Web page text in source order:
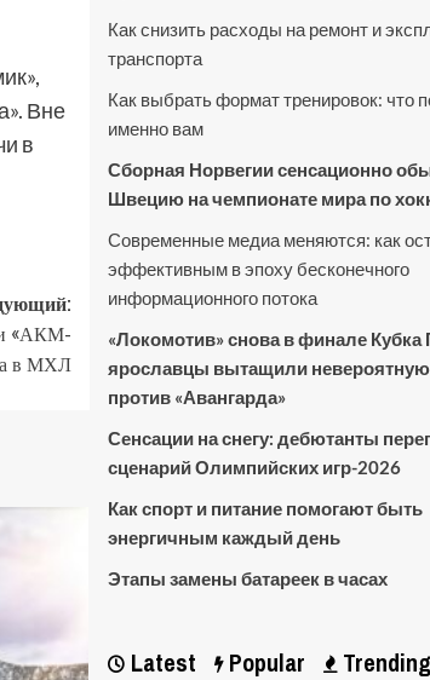
Вне
в
«АКМ-
в МХЛ
Как снизить расходы на ремонт и
транспорта
Как выбрать формат тренировок: что
именно вам
Сборная Норвегии сенсационно
Швецию на чемпионате мира по
Современные медиа меняются: как
эффективным в эпоху бесконечного
информационного потока
«Локомотив» снова в финале Кубка
ярославцы вытащили
против «Авангарда»
Сенсации на снегу: дебютанты
сценарий Олимпийских игр-2026
Как спорт и питание помогают быть
энергичным каждый день
Этапы замены батареек в часах
Latest Popular Trending